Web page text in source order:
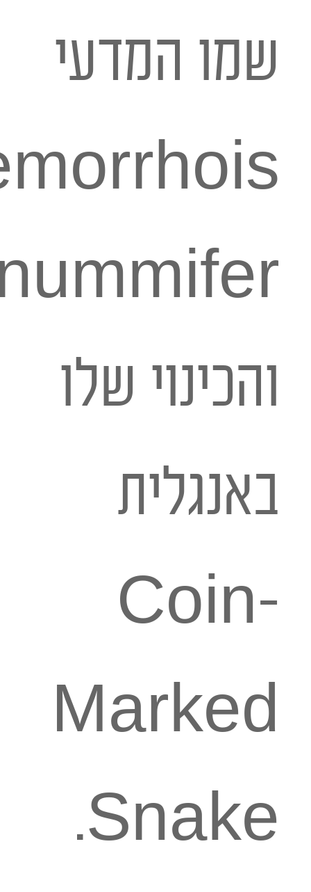
שמו המדעי
והכינוי שלו
באנגלית
Coin-
Marked
Snake.